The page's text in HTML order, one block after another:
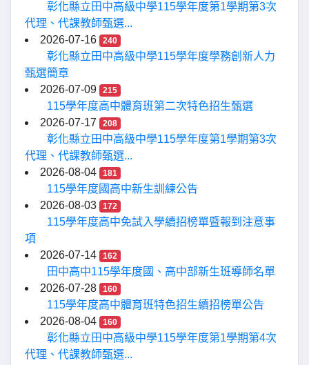
彰化縣立田中高級中學115學年度第1學期第3次
代理、代課教師甄選...
2026-07-16
240
彰化縣立田中高級中學115學年度學務創新人力
甄選簡章
2026-07-09
215
115學年度高中體育班第二次特色招生甄選
2026-07-17
208
彰化縣立田中高級中學115學年度第1學期第3次
代理、代課教師甄選...
2026-08-04
181
115學年度國高中新生訓練公告
2026-08-03
172
115學年度高中免試入學續招榜單暨報到注意事
項
2026-07-14
162
田中高中115學年度國、高中部新生班導師名單
2026-07-28
160
115學年度高中體育班特色招生續招榜單公告
2026-08-04
160
彰化縣立田中高級中學115學年度第1學期第4次
代理、代課教師甄選...